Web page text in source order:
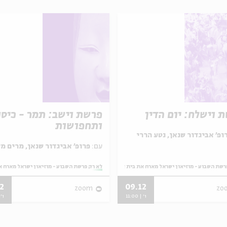
פרשת וישב: תמר -
ותחפושות
עם:
מתוך:
לא רק פרשת השבוע - מוזיאון ישראל מארח
zoom
ו' |
וישלח: יום הדין
אביגדור שנאן, נטע הררי
השבוע - מוזיאון ישראל מארח את בית אבי חי
09.12
ו' | 11:00